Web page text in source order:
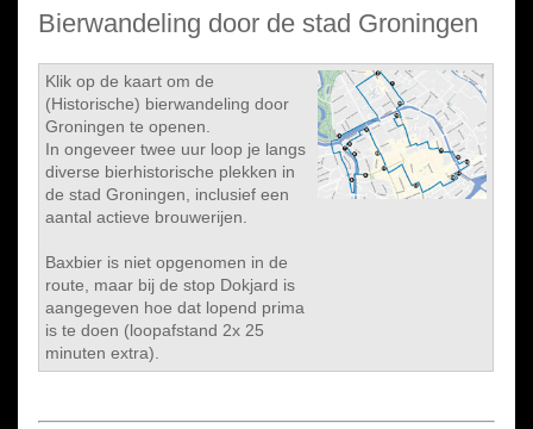
Bierwandeling door de stad Groningen
Klik op de kaart om de
(Historische) bierwandeling door
Groningen te openen.
In ongeveer twee uur loop je langs
diverse bierhistorische plekken in
de stad Groningen, inclusief een
aantal actieve brouwerijen.
Baxbier is niet opgenomen in de
route, maar bij de stop Dokjard is
aangegeven hoe dat lopend prima
is te doen (loopafstand 2x 25
minuten extra).